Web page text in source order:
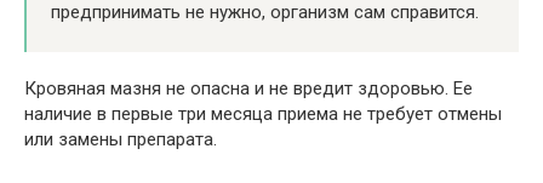
предпринимать не нужно, организм сам справится.
Кровяная мазня не опасна и не вредит здоровью. Ее
наличие в первые три месяца приема не требует отмены
или замены препарата.